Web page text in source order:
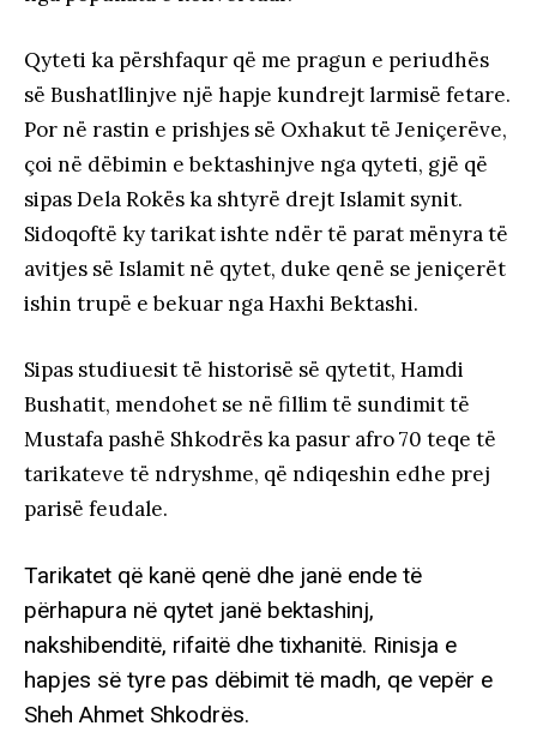
Qyteti ka përshfaqur që me pragun e periudhës
së Bushatllinjve një hapje kundrejt larmisë fetare.
Por në rastin e prishjes së Oxhakut të Jeniçerëve,
çoi në dëbimin e bektashinjve nga qyteti, gjë që
sipas Dela Rokës ka shtyrë drejt Islamit synit.
Sidoqoftë ky tarikat ishte ndër të parat mënyra të
avitjes së Islamit në qytet, duke qenë se jeniçerët
ishin trupë e bekuar nga Haxhi Bektashi.
Sipas studiuesit të historisë së qytetit, Hamdi
Bushatit, mendohet se në fillim të sundimit të
Mustafa pashë Shkodrës ka pasur afro 70 teqe të
tarikateve të ndryshme, që ndiqeshin edhe prej
parisë feudale.
Tarikatet që kanë qenë dhe janë ende të
përhapura në qytet janë bektashinj,
nakshibenditë, rifaitë dhe tixhanitë. Rinisja e
hapjes së tyre pas dëbimit të madh, qe vepër e
Sheh Ahmet Shkodrës.